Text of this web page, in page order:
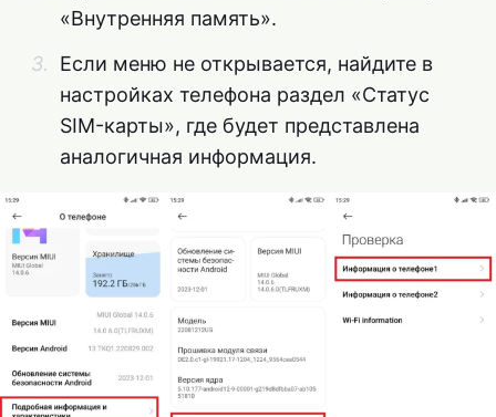
«Внутренняя память».
Если меню не открывается, найдите в
настройках телефона раздел «Статус
SIM-карты», где будет представлена
аналогичная информация.